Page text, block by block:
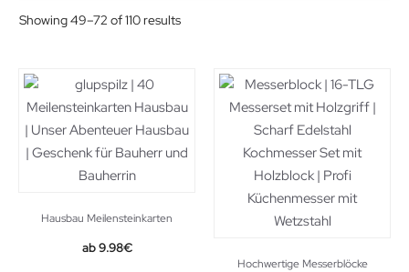
Showing 49–72 of 110 results
Hausbau Meilensteinkarten
9.98€
Hochwertige Messerblöcke